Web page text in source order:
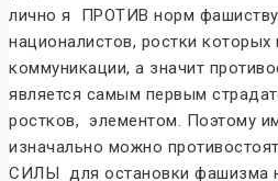
лично я ПРОТИВ норм
националистов, ростки
коммуникации, а значит
является самым первым
ростков, элементом. Поэтому
изначально можно
СИЛЫ для остановки фашизма